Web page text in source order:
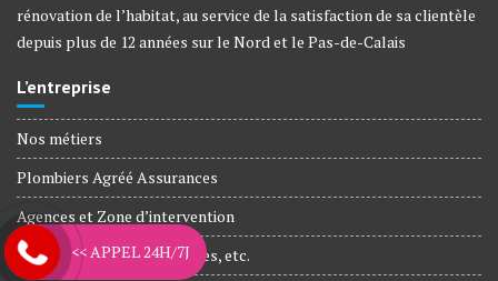
rénovation de l’habitat, au service de la satisfaction de sa clientèle
depuis plus de 12 années sur le Nord et le Pas-de-Calais
L’entreprise
Nos métiers
Plombiers Agréé Assurances
Agences et Zone d’intervention
Nos engagements, Garanties, etc.
<< APPEL 24H/7J